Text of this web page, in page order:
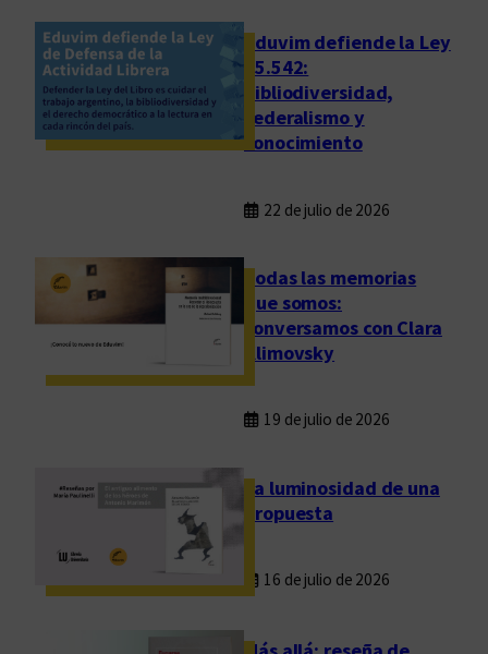
e
b
r
a
r
Eduvim defiende la Ley
25.542:
bibliodiversidad,
federalismo y
conocimiento
22 de julio de 2026
Todas las memorias
que somos:
conversamos con Clara
Klimovsky
19 de julio de 2026
La luminosidad de una
propuesta
16 de julio de 2026